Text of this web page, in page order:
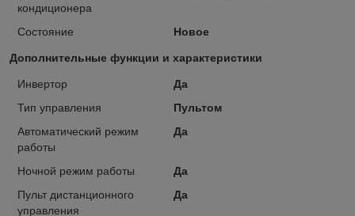
кондиционера
Состояние Новое
Дополнительные функции и характеристики
Инвертор
Да
Тип управления
Пультом
Автоматический режим
работы
Да
Ночной режим работы
Да
Пульт дистанционного
управления
Да